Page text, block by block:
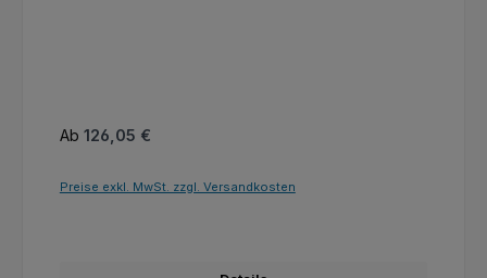
Regulärer Preis:
Ab 126,05 €
Preise exkl. MwSt. zzgl. Versandkosten